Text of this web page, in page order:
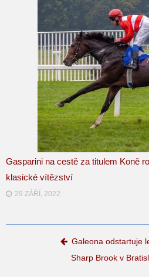
Gasparini na cestě za titulem Koně
klasické vítězství
29 ZÁŘÍ, 2022
Post navigation
Galeona odstartuje
Sharp Brook v